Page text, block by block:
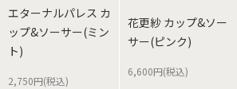
エターナルパレス カ
ップ&ソーサー(ミン
ト)
2,750円(税込)
花更紗 カップ&ソー
サー(ピンク)
6,600円(税込)